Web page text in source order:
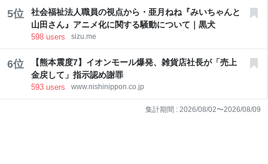
5位
社会福祉法人職員の視点から・亜月ねね『みいちゃんと
山田さん』アニメ化に関する騒動について｜黒犬
598 users sizu.me
6位
【熊本震度7】イオンモール爆発、雑貨店社長が「売上
金戻して」指示認め謝罪
593 users www.nishinippon.co.jp
集計期間 : 2026/08/02〜2026/08/09